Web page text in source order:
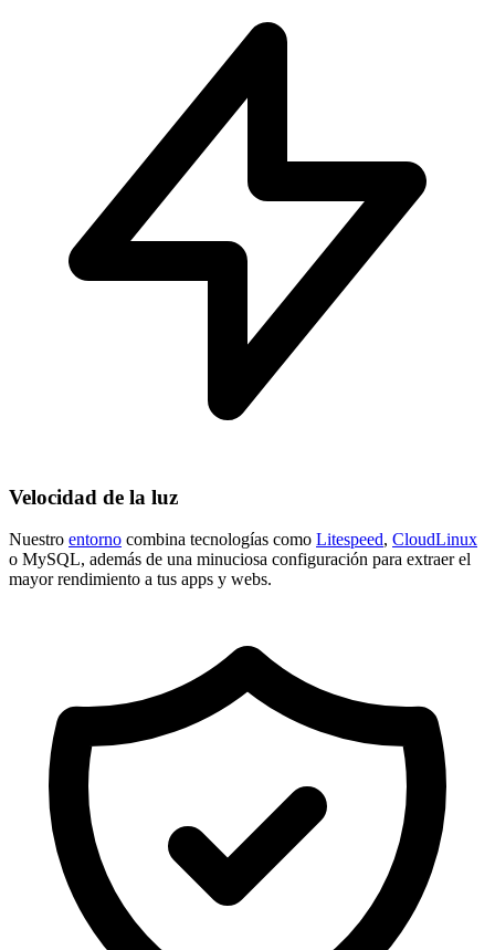
Velocidad de la luz
Nuestro entorno combina tecnologías como Litespeed, CloudLinux
o MySQL, además de una minuciosa configuración para extraer el
mayor rendimiento a tus apps y webs.